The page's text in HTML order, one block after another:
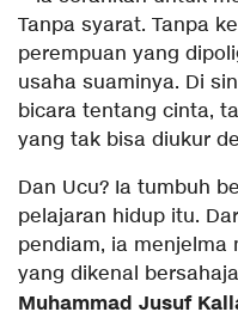
Tanpa syarat. Tanpa
perempuan yang
usaha suaminya. Di
bicara tentang cinta,
yang tak bisa diukur
Dan Ucu? Ia tumbuh
pelajaran hidup itu.
pendiam, ia menjelma
yang dikenal
Muhammad Jusuf